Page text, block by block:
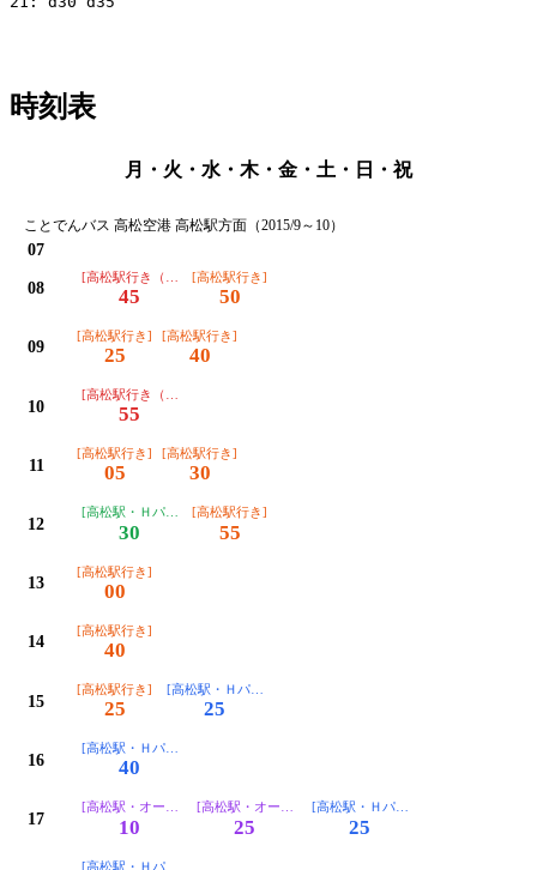
時刻表
月・火・水・木・金・土・日・祝
ことでんバス 高松空港 高松駅方面（2015/9～10）
07
08
[高松駅行き（※運転日注意）]
45
[高松駅行き]
50
09
[高松駅行き]
25
[高松駅行き]
40
10
[高松駅行き（※運転日注意）]
55
11
[高松駅行き]
05
[高松駅行き]
30
12
[高松駅・Ｈパールガーデン前行き（※運転日注意）]
30
[高松駅行き]
55
13
[高松駅行き]
00
14
[高松駅行き]
40
15
[高松駅行き]
25
[高松駅・Ｈパールガーデン前行き]
25
16
[高松駅・Ｈパールガーデン前行き]
40
17
[高松駅・オークラホテル高松行き]
10
[高松駅・オークラホテル高松行き]
25
[高松駅・Ｈパールガーデン前行き]
25
[高松駅・Ｈパールガーデン前行き]